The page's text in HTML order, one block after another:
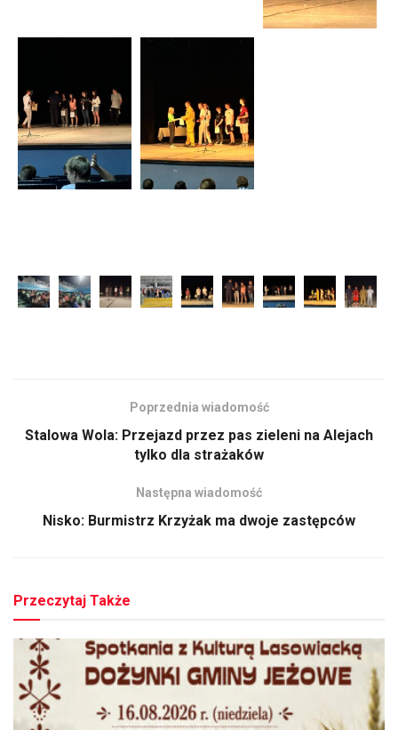
Poprzednia wiadomość
Stalowa Wola: Przejazd przez pas zieleni na Alejach
tylko dla strażaków
Następna wiadomość
Nisko: Burmistrz Krzyżak ma dwoje zastępców
Przeczytaj Także